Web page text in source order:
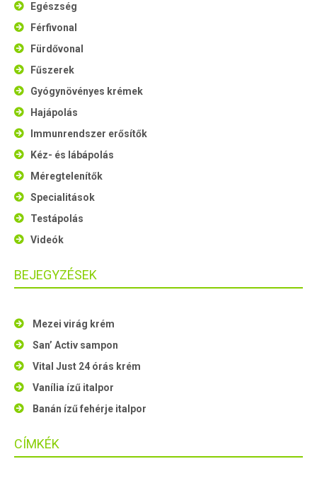
Egészség
Férfivonal
Fürdővonal
Fűszerek
Gyógynövényes krémek
Hajápolás
Immunrendszer erősítők
Kéz- és lábápolás
Méregtelenítők
Specialitások
Testápolás
Videók
BEJEGYZÉSEK
Mezei virág krém
San’ Activ sampon
Vital Just 24 órás krém
Vanília ízű italpor
Banán ízű fehérje italpor
CÍMKÉK